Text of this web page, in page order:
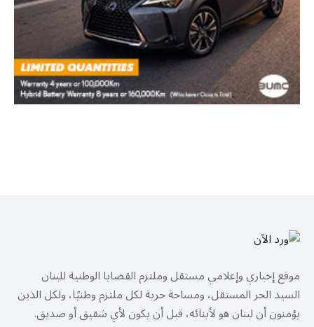
موقع إخباري وإعلامي مستقل وملتزم القضايا الوطنية للبنان
السيد الحر المستقل، ومساحة حرية لكل ملتزم وطنيًا، ولكل الذين
يؤمنون أن لبنان هو لأبنائه، قبل أن يكون لأي شقيق أو صديق.